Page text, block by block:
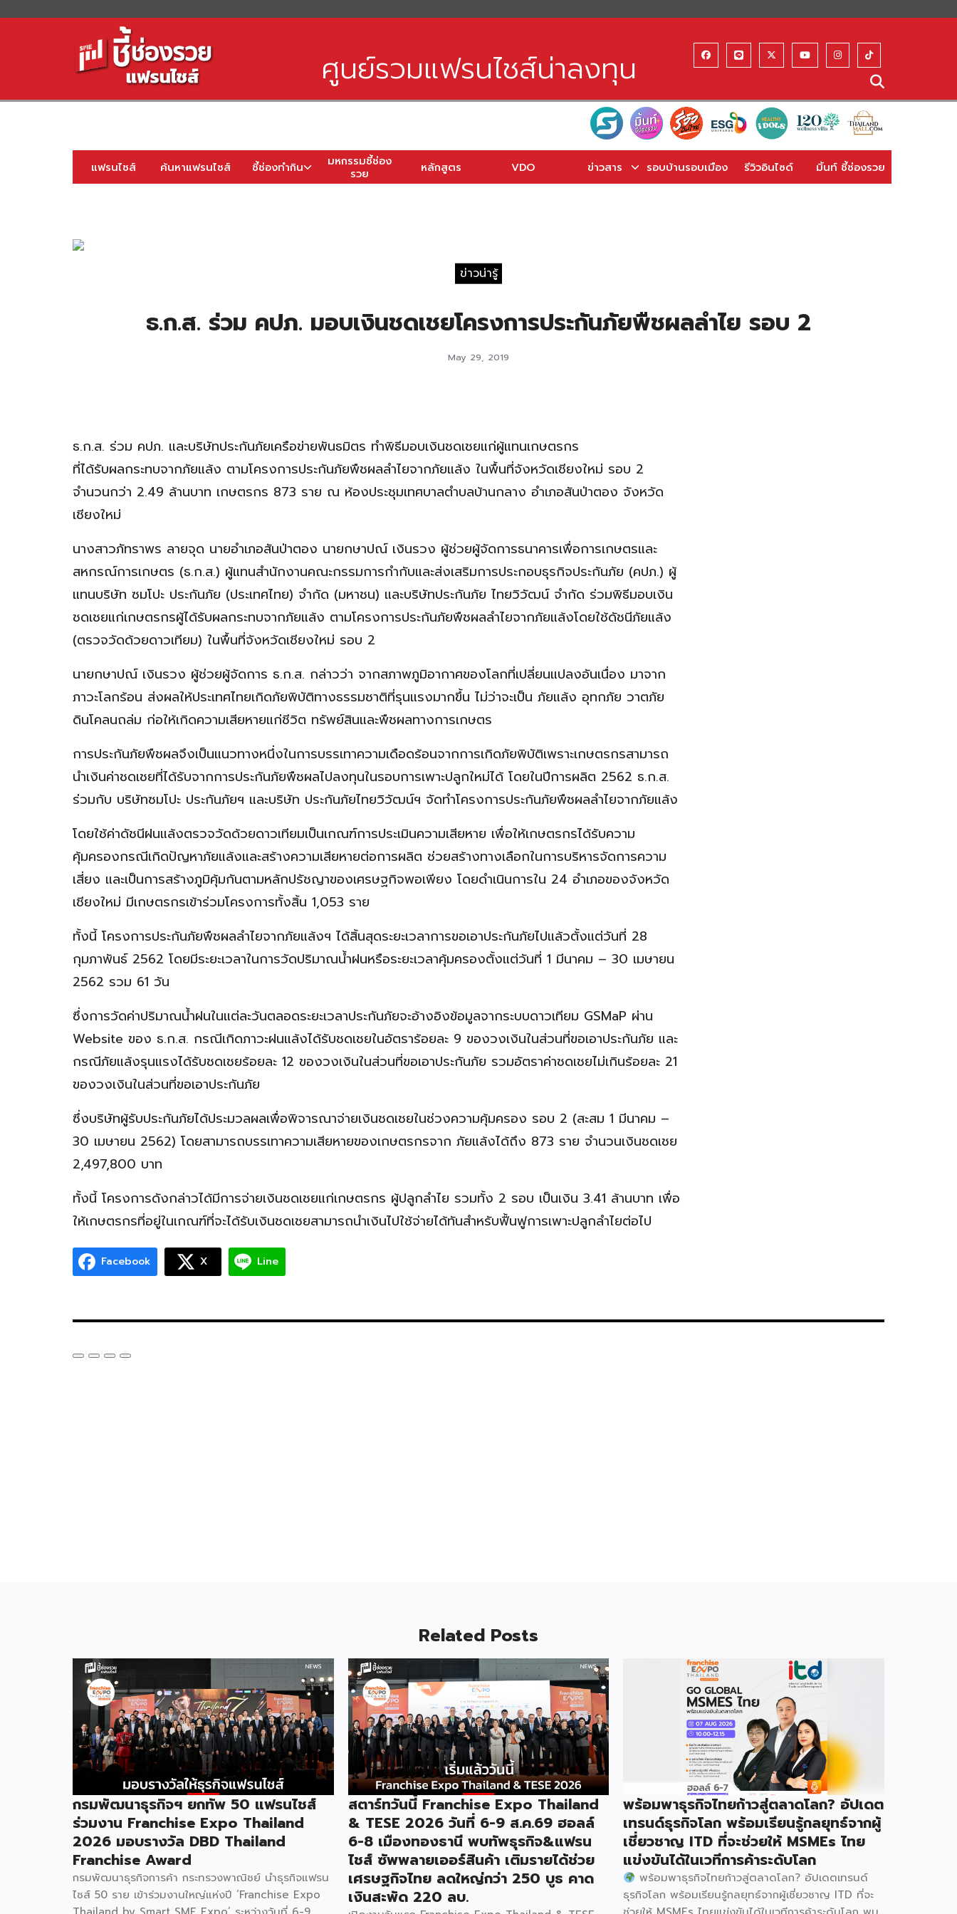
ศูนย์รวมแฟรนไชส์น่าลงทุน
แฟรนไชส์ ค้นหาแฟรนไชส์ ชี้ช่องทำกิน
มหกรรมชี้ช่อง
รวย
หลักสูตร VDO ข่าวสาร รอบบ้านรอบเมือง รีวิวอินไซด์ มิ้นท์ ชี้ช่องรวย
ข่าวน่ารู้
ธ.ก.ส. ร่วม คปภ. มอบเงินชดเชยโครงการประกันภัยพืชผลลำไย รอบ 2
May 29, 2019
ธ.ก.ส. ร่วม คปภ. และบริษัทประกันภัยเครือข่ายพันธมิตร ทำพิธีมอบเงินชดเชยแก่ผู้แทนเกษตรกร
ที่ได้รับผลกระทบจากภัยแล้ง ตามโครงการประกันภัยพืชผลลำไยจากภัยแล้ง ในพื้นที่จังหวัดเชียงใหม่ รอบ 2
จำนวนกว่า 2.49 ล้านบาท เกษตรกร 873 ราย ณ ห้องประชุมเทศบาลตำบลบ้านกลาง อำเภอสันป่าตอง จังหวัด
เชียงใหม่
นางสาวภัทราพร ลายจุด นายอำเภอสันป่าตอง นายกษาปณ์ เงินรวง ผู้ช่วยผู้จัดการธนาคารเพื่อการเกษตรและ
สหกรณ์การเกษตร (ธ.ก.ส.) ผู้แทนสำนักงานคณะกรรมการกำกับและส่งเสริมการประกอบธุรกิจประกันภัย (คปภ.) ผู้
แทนบริษัท ซมโปะ ประกันภัย (ประเทศไทย) จำกัด (มหาชน) และบริษัทประกันภัย ไทยวิวัฒน์ จำกัด ร่วมพิธีมอบเงิน
ชดเชยแก่เกษตรกรผู้ได้รับผลกระทบจากภัยแล้ง ตามโครงการประกันภัยพืชผลลำไยจากภัยแล้งโดยใช้ดัชนีภัยแล้ง
(ตรวจวัดด้วยดาวเทียม) ในพื้นที่จังหวัดเชียงใหม่ รอบ 2
นายกษาปณ์ เงินรวง ผู้ช่วยผู้จัดการ ธ.ก.ส. กล่าวว่า จากสภาพภูมิอากาศของโลกที่เปลี่ยนแปลงอันเนื่อง มาจาก
ภาวะโลกร้อน ส่งผลให้ประเทศไทยเกิดภัยพิบัติทางธรรมชาติที่รุนแรงมากขึ้น ไม่ว่าจะเป็น ภัยแล้ง อุทกภัย วาตภัย
ดินโคลนถล่ม ก่อให้เกิดความเสียหายแก่ชีวิต ทรัพย์สินและพืชผลทางการเกษตร
การประกันภัยพืชผลจึงเป็นแนวทางหนึ่งในการบรรเทาความเดือดร้อนจากการเกิดภัยพิบัติเพราะเกษตรกรสามารถ
นำเงินค่าชดเชยที่ได้รับจากการประกันภัยพืชผลไปลงทุนในรอบการเพาะปลูกใหม่ได้ โดยในปีการผลิต 2562 ธ.ก.ส.
ร่วมกับ บริษัทซมโปะ ประกันภัยฯ และบริษัท ประกันภัยไทยวิวัฒน์ฯ จัดทำโครงการประกันภัยพืชผลลำไยจากภัยแล้ง
โดยใช้ค่าดัชนีฝนแล้งตรวจวัดด้วยดาวเทียมเป็นเกณฑ์การประเมินความเสียหาย เพื่อให้เกษตรกรได้รับความ
คุ้มครองกรณีเกิดปัญหาภัยแล้งและสร้างความเสียหายต่อการผลิต ช่วยสร้างทางเลือกในการบริหารจัดการความ
เสี่ยง และเป็นการสร้างภูมิคุ้มกันตามหลักปรัชญาของเศรษฐกิจพอเพียง โดยดำเนินการใน 24 อำเภอของจังหวัด
เชียงใหม่ มีเกษตรกรเข้าร่วมโครงการทั้งสิ้น 1,053 ราย
ทั้งนี้ โครงการประกันภัยพืชผลลำไยจากภัยแล้งฯ ได้สิ้นสุดระยะเวลาการขอเอาประกันภัยไปแล้วตั้งแต่วันที่ 28
กุมภาพันธ์ 2562 โดยมีระยะเวลาในการวัดปริมาณน้ำฝนหรือระยะเวลาคุ้มครองตั้งแต่วันที่ 1 มีนาคม – 30 เมษายน
2562 รวม 61 วัน
ซึ่งการวัดค่าปริมาณน้ำฝนในแต่ละวันตลอดระยะเวลาประกันภัยจะอ้างอิงข้อมูลจากระบบดาวเทียม GSMaP ผ่าน
Website ของ ธ.ก.ส. กรณีเกิดภาวะฝนแล้งได้รับชดเชยในอัตราร้อยละ 9 ของวงเงินในส่วนที่ขอเอาประกันภัย และ
กรณีภัยแล้งรุนแรงได้รับชดเชยร้อยละ 12 ของวงเงินในส่วนที่ขอเอาประกันภัย รวมอัตราค่าชดเชยไม่เกินร้อยละ 21
ของวงเงินในส่วนที่ขอเอาประกันภัย
ซึ่งบริษัทผู้รับประกันภัยได้ประมวลผลเพื่อพิจารณาจ่ายเงินชดเชยในช่วงความคุ้มครอง รอบ 2 (สะสม 1 มีนาคม –
30 เมษายน 2562) โดยสามารถบรรเทาความเสียหายของเกษตรกรจาก ภัยแล้งได้ถึง 873 ราย จำนวนเงินชดเชย
2,497,800 บาท
ทั้งนี้ โครงการดังกล่าวได้มีการจ่ายเงินชดเชยแก่เกษตรกร ผู้ปลูกลำไย รวมทั้ง 2 รอบ เป็นเงิน 3.41 ล้านบาท เพื่อ
ให้เกษตรกรที่อยู่ในเกณฑ์ที่จะได้รับเงินชดเชยสามารถนำเงินไปใช้จ่ายได้ทันสำหรับฟื้นฟูการเพาะปลูกลำไยต่อไป
Facebook X Line
Related Posts
กรมพัฒนาธุรกิจฯ ยกทัพ 50 แฟรนไชส์
ร่วมงาน Franchise Expo Thailand
2026 มอบรางวัล DBD Thailand
Franchise Award
กรมพัฒนาธุรกิจการค้า กระทรวงพาณิชย์ นำธุรกิจแฟรน
ไชส์ 50 ราย เข้าร่วมงานใหญ่แห่งปี ‘Franchise Expo
สตาร์ทวันนี้ Franchise Expo Thailand
& TESE 2026 วันที่ 6-9 ส.ค.69 ฮอลล์
6-8 เมืองทองธานี พบทัพธุรกิจ&แฟรน
ไชส์ ซัพพลายเออร์สินค้า เติมรายได้ช่วย
เศรษฐกิจไทย ลดใหญ่กว่า 250 บูธ คาด
เงินสะพัด 220 ลบ.
พร้อมพาธุรกิจไทยก้าวสู่ตลาดโลก? อัปเดต
เทรนด์ธุรกิจโลก พร้อมเรียนรู้กลยุทธ์จากผู้
เชี่ยวชาญ ITD ที่จะช่วยให้ MSMEs ไทย
แข่งขันได้ในเวทีการค้าระดับโลก
พร้อมพาธุรกิจไทยก้าวสู่ตลาดโลก? อัปเดตเทรนด์
ธุรกิจโลก พร้อมเรียนรู้กลยุทธ์จากผู้เชี่ยวชาญ ITD ที่จะ